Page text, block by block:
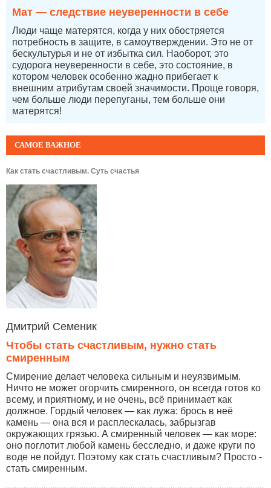
САМОЕ ВАЖНОЕ
Как стать счастливым. Суть счастья
Дмитрий Семеник
Чтобы стать счастливым, нужно стать
смиренным
Смирение делает человека сильным и неуязвимым.
Ничто не может огорчить смиренного, он всегда готов ко
всему, и приятному, и не очень, всё принимает как
должное. Гордый человек — как лужа: брось в неё
камень — она вся и расплескалась, забрызгав
окружающих грязью. А смиренный человек — как море:
оно поглотит любой камень бесследно, и даже круги по
воде не пойдут. Поэтому как стать счастливым? Просто -
стать смиренным.
Мат — следствие неуверенности в себе
Люди чаще матерятся, когда у них обостряется
потребность в защите, в самоутверждении. Это не от
бескультурья и не от избытка сил. Наоборот, это
судорога неуверенности в себе, это состояние, в
котором человек особенно жадно прибегает к
внешним атрибутам своей значимости. Проще говоря,
чем больше люди перепуганы, тем больше они
матерятся!